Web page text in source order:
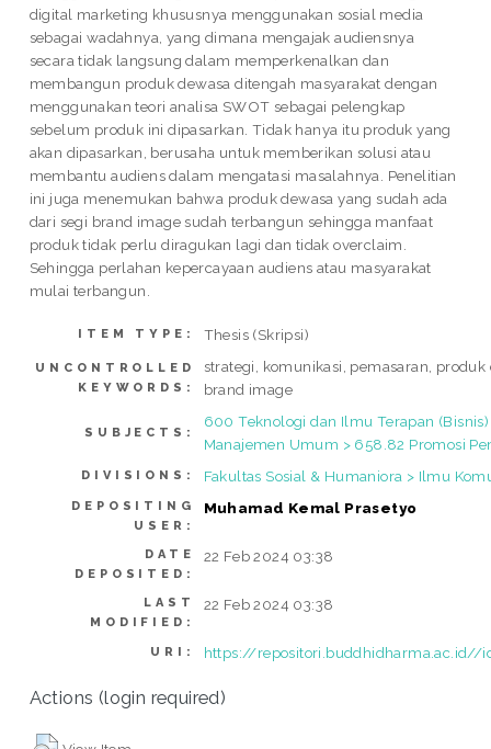
digital marketing khususnya menggunakan sosial media
sebagai wadahnya, yang dimana mengajak audiensnya
secara tidak langsung dalam memperkenalkan dan
membangun produk dewasa ditengah masyarakat dengan
menggunakan teori analisa SWOT sebagai pelengkap
sebelum produk ini dipasarkan. Tidak hanya itu produk yang
akan dipasarkan, berusaha untuk memberikan solusi atau
membantu audiens dalam mengatasi masalahnya. Penelitian
ini juga menemukan bahwa produk dewasa yang sudah ada
dari segi brand image sudah terbangun sehingga manfaat
produk tidak perlu diragukan lagi dan tidak overclaim.
Sehingga perlahan kepercayaan audiens atau masyarakat
mulai terbangun.
ITEM TYPE: Thesis (Skripsi)
UNCONTROLLED
KEYWORDS:
strategi, komunikasi, pemasaran, produk
brand image
SUBJECTS:
600 Teknologi dan Ilmu Terapan
Manajemen Umum > 658.82 Promosi
DIVISIONS: Fakultas Sosial & Humaniora > Ilmu
DEPOSITING
USER:
Muhamad Kemal Prasetyo
DATE
DEPOSITED:
22 Feb 2024 03:38
LAST
MODIFIED:
22 Feb 2024 03:38
URI: https://repositori.buddhidharma.ac.id//
Actions (login required)